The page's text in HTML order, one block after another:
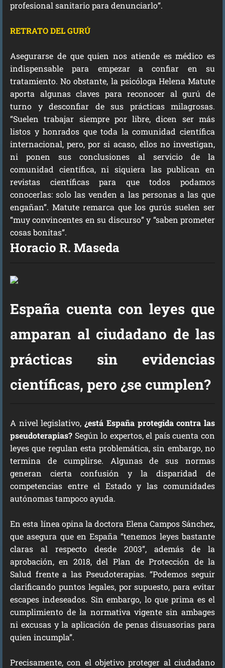
profesional sanitario para denunciarlo”.
RETRATO DEL GURÚ
Asegurarse de que quien nos atiende es médico es
indispensable para empezar a confiar en su
tratamiento. No obstante, la psicóloga Helena Matute
aporta algunas claves para reconocer al gurú de
turno y desconfiar de sus prácticas milagrosas.
“Suelen trabajar siempre por libre, dicen ser más
listos y honrados que toda la comunidad científica
internacional, pero, por si acaso, ellos no investigan,
ni ponen sus conclusiones al servicio de la
comunidad científica, ni siquiera las publican en
revistas científicas para que todos podamos
conocerlas: solo las venden a las personas a las que
engañan”. Matute remarca que los gurús suelen ser
“muy convincentes en su discurso” y “saben prometer
cosas bonitas”.
Horacio R. Maseda
España cuenta con leyes que
amparan al ciudadano de las
prácticas sin evidencias
científicas, pero ¿se cumplen?
A nivel legislativo,¿está España protegida contra las
pseudoterapias? Según lo expertos, el país cuenta con
leyes que regulan esta problemática, sin embargo, no
termina de cumplirse. Algunas de sus normas
generan cierta confusión y la disparidad de
competencias entre el Estado y las comunidades
autónomas tampoco ayuda.
En esta línea opina la doctora Elena Campos Sánchez,
que asegura que en España “tenemos leyes bastante
claras al respecto desde 2003”, además de la
aprobación, en 2018, del Plan de Protección de la
Salud frente a las Pseudoterapias. “Podemos seguir
clarificando puntos legales, por supuesto, para evitar
escapes indeseados. Sin embargo, lo que prima es el
cumplimiento de la normativa vigente sin ambages
ni excusas y la aplicación de penas disuasorias para
quien incumpla”.
Precisamente, con el objetivo proteger al ciudadano